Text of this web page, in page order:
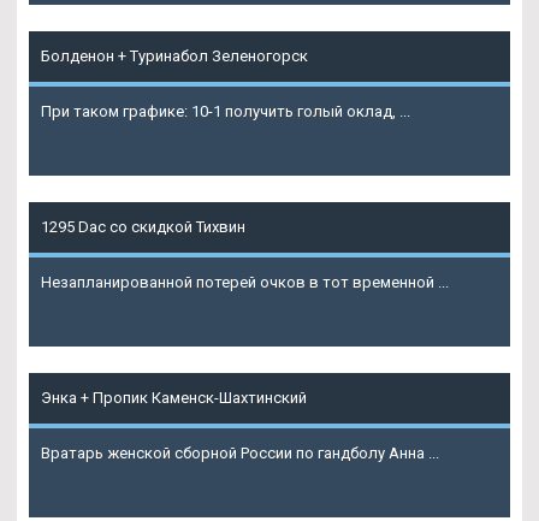
Болденон + Туринабол Зеленогорск
При таком графике: 10-1 получить голый оклад, ...
1295 Dac со скидкой Тихвин
Незапланированной потерей очков в тот временной ...
Энка + Пропик Каменск-Шахтинский
Вратарь женской сборной России по гандболу Анна ...